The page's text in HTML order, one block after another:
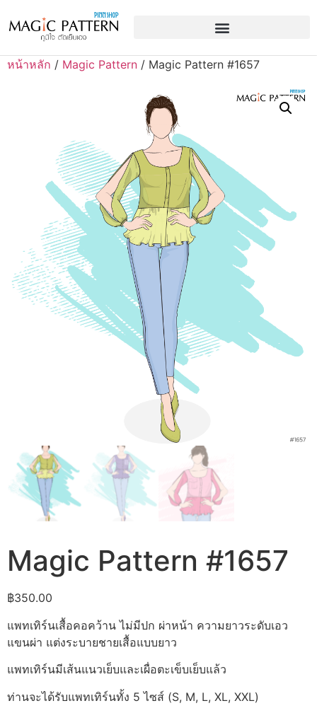
หน้าหลัก / Magic Pattern / Magic Pattern #1657
Magic Pattern #1657
฿350.00
แพทเทิร์นเสื้อคอคว้าน ไม่มีปก ผ่าหน้า ความยาวระดับเอว
แขนผ่า แต่งระบายชายเสื้อแบบยาว
แพทเทิร์นมีเส้นแนวเย็บและเผื่อตะเข็บเย็บแล้ว
ท่านจะได้รับแพทเทิร์นทั้ง 5 ไซส์ (S, M, L, XL, XXL)